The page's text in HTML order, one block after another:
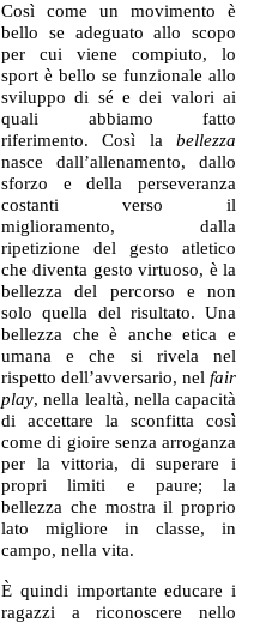
Così come un movimento è
bello se adeguato allo scopo
per cui viene compiuto, lo
sport è bello se funzionale allo
sviluppo di sé e dei valori ai
quali abbiamo fatto
riferimento. Così la bellezza
nasce dall’allenamento, dallo
sforzo e della perseveranza
costanti verso il
miglioramento, dalla
ripetizione del gesto atletico
che diventa gesto virtuoso, è la
bellezza del percorso e non
solo quella del risultato. Una
bellezza che è anche etica e
umana e che si rivela nel
rispetto dell’avversario, nel fair
play, nella lealtà, nella capacità
di accettare la sconfitta così
come di gioire senza arroganza
per la vittoria, di superare i
propri limiti e paure; la
bellezza che mostra il proprio
lato migliore in classe, in
campo, nella vita.
È quindi importante educare i
ragazzi a riconoscere nello